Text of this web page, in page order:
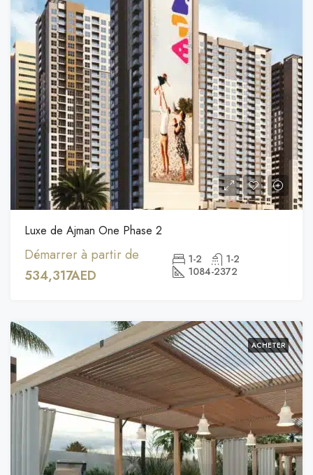
Luxe de Ajman One Phase 2
Démarrer à partir de
534,317AED
1-2
1-2
1084-2372
ACHETER